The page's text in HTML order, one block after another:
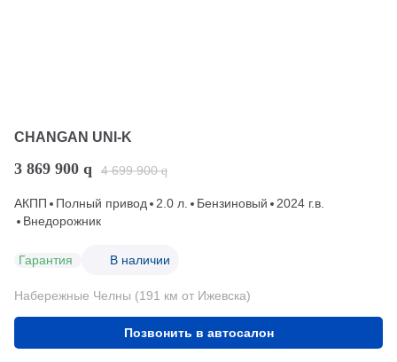
CHANGAN UNI-K
3 869 900 q 4 699 900 q
АКПП Полный привод 2.0 л. Бензиновый
2024 г.в.
Внедорожник
Гарантия В наличии
Набережные Челны (191 км от Ижевска)
Позвонить в автосалон